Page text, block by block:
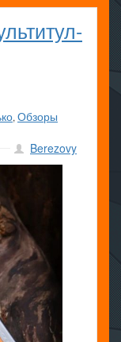
, Обзоры
Berezovy